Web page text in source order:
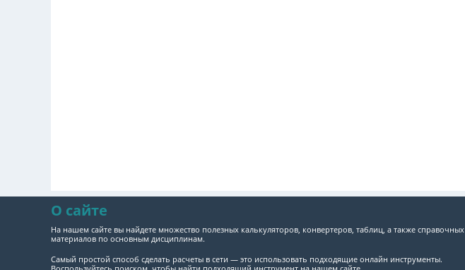
О сайте
На нашем сайте вы найдете множество полезных калькуляторов, конвертеров, таблиц, а также справочных
материалов по основным дисциплинам.
Самый простой способ сделать расчеты в сети — это использовать подходящие онлайн инструменты.